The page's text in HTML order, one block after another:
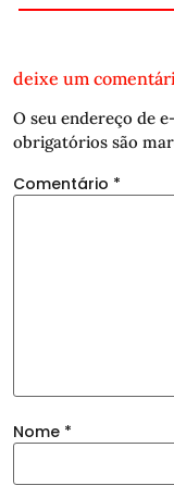
deixe um
O seu endereço de
obrigatórios são
Comentário *
Nome *